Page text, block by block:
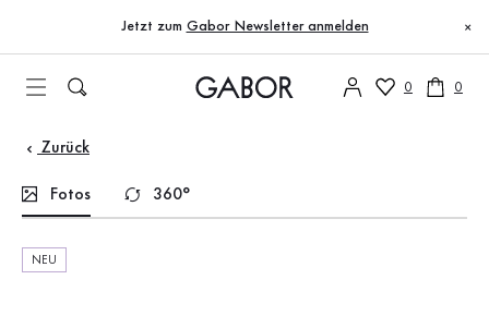
Zum Inhaltsverzeichnis
Zur Hauptnavigation
Jetzt zum Gabor Newsletter anmelden ×
0 0
Zurück
Fotos 360°
NEU